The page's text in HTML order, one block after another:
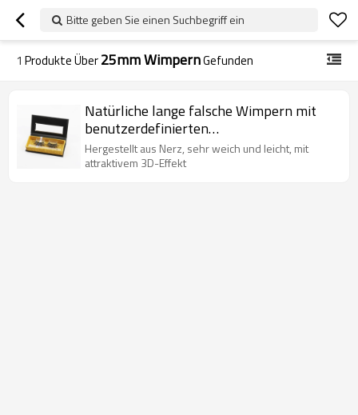
Bitte geben Sie einen Suchbegriff ein
1 Produkte Über25mm WimpernGefunden
Natürliche lange falsche Wimpern mit
benutzerdefinierten
Wimpernverpackung 25 mm
Streifenwimpern
Hergestellt aus Nerz, sehr weich und leicht, mit
attraktivem 3D-Effekt